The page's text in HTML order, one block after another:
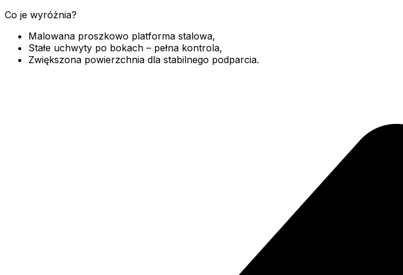
Co je wyróżnia?
Malowana proszkowo platforma stalowa,
Stałe uchwyty po bokach – pełna kontrola,
Zwiększona powierzchnia dla stabilnego podparcia.